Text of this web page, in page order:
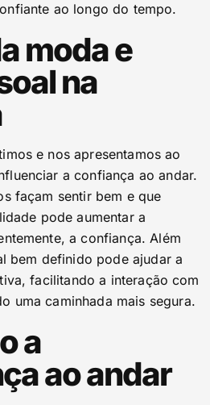
ao longo do tempo.
moda e
na
e nos apresentamos ao
a confiança ao andar.
façam sentir bem e que
pode aumentar a
a confiança. Além
bem definido pode ajudar a
facilitando a interação com
uma caminhada mais segura.
a
ao andar